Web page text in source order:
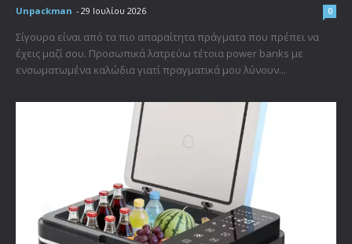
Unpackman - 29 Ιουλίου 2026 0
Σίγουρα είναι από τα πιο απαραίτητα πράγματα που πρέπει να
έχεις μαζί σου. Προσωπικά λατρεύω τέτοια power banks με
ενσωματωμένα καλώδια γιατί πραγματικά μου λύνουν...